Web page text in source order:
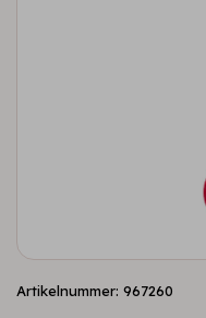
Artikelnummer: 967260